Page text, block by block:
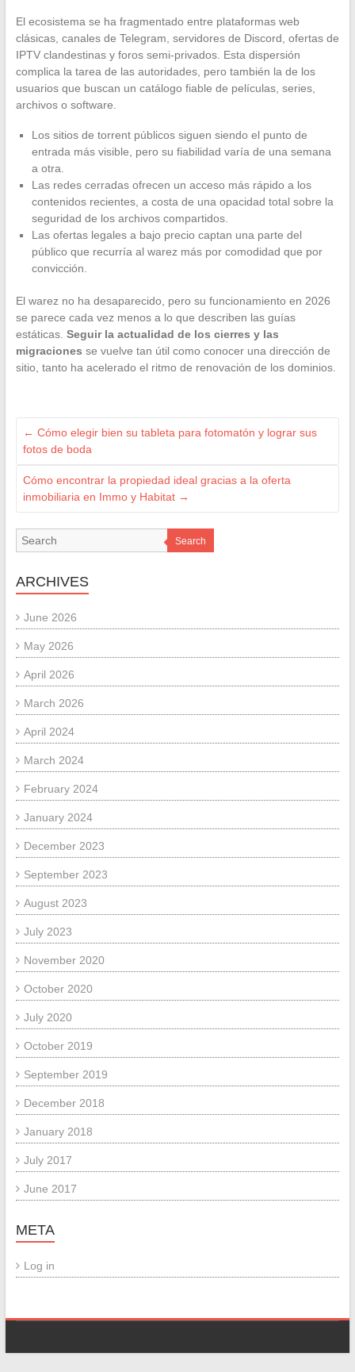
El ecosistema se ha fragmentado entre plataformas web
clásicas, canales de Telegram, servidores de Discord, ofertas de
IPTV clandestinas y foros semi-privados. Esta dispersión
complica la tarea de las autoridades, pero también la de los
usuarios que buscan un catálogo fiable de películas, series,
archivos o software.
Los sitios de torrent públicos siguen siendo el punto de
entrada más visible, pero su fiabilidad varía de una semana
a otra.
Las redes cerradas ofrecen un acceso más rápido a los
contenidos recientes, a costa de una opacidad total sobre la
seguridad de los archivos compartidos.
Las ofertas legales a bajo precio captan una parte del
público que recurría al warez más por comodidad que por
convicción.
El warez no ha desaparecido, pero su funcionamiento en 2026
se parece cada vez menos a lo que describen las guías
estáticas. Seguir la actualidad de los cierres y las
migraciones se vuelve tan útil como conocer una dirección de
sitio, tanto ha acelerado el ritmo de renovación de los dominios.
← Cómo elegir bien su tableta para fotomatón y lograr sus
fotos de boda
Cómo encontrar la propiedad ideal gracias a la oferta
inmobiliaria en Immo y Habitat →
Search
ARCHIVES
June 2026
May 2026
April 2026
March 2026
April 2024
March 2024
February 2024
January 2024
December 2023
September 2023
August 2023
July 2023
November 2020
October 2020
July 2020
October 2019
September 2019
December 2018
January 2018
July 2017
June 2017
META
Log in